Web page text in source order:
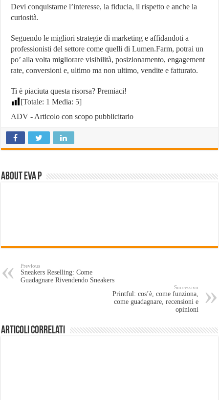
Devi conquistarne l’interesse, la fiducia, il rispetto e anche la
curiosità.
Seguendo le migliori strategie di marketing e affidandoti a
professionisti del settore come quelli di Lumen.Farm, potrai un
po’ alla volta migliorare visibilità, posizionamento, engagement
rate, conversioni e, ultimo ma non ultimo, vendite e fatturato.
Ti è piaciuta questa risorsa? Premiaci!
[Totale: 1 Media: 5]
ADV - Articolo con scopo pubblicitario
About Eva P
Previous
Sneakers Reselling: Come
Guadagnare Rivendendo Sneakers
Successivo
Printful: cos’è, come funziona,
come guadagnare, recensioni e
opinioni
Articoli Correlati